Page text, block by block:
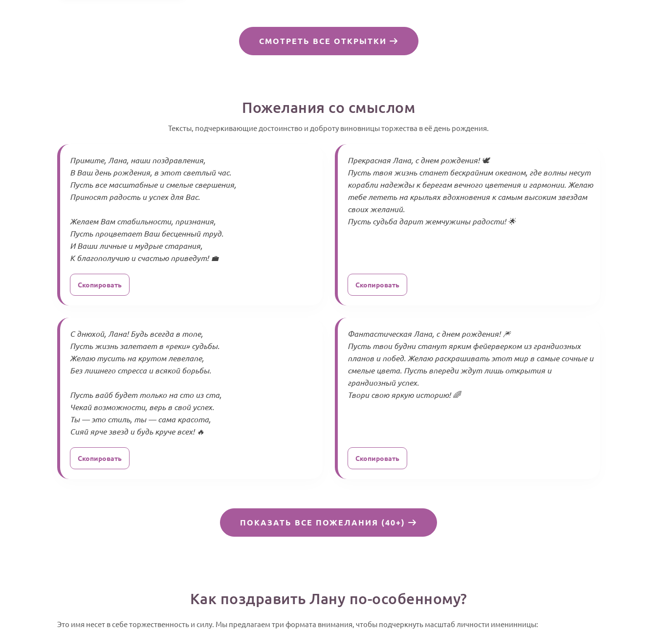
СМОТРЕТЬ ВСЕ ОТКРЫТКИ
Пожелания со смыслом
Тексты, подчеркивающие достоинство и доброту виновницы торжества в её день рождения.
Примите, Лана, наши поздравления,
В Ваш день рождения, в этот светлый час.
Пусть все масштабные и смелые свершения,
Приносят радость и успех для Вас.
Желаем Вам стабильности, признания,
Пусть процветает Ваш бесценный труд.
И Ваши личные и мудрые старания,
К благополучию и счастью приведут! 💼
Скопировать
Прекрасная Лана, с днем рождения! 🕊️
Пусть твоя жизнь станет бескрайним океаном, где волны несут
корабли надежды к берегам вечного цветения и гармонии. Желаю
тебе лететь на крыльях вдохновения к самым высоким звездам
своих желаний.
Пусть судьба дарит жемчужины радости! 🌟
Скопировать
С днюхой, Лана! Будь всегда в топе,
Пусть жизнь залетает в «реки» судьбы.
Желаю тусить на крутом левелапе,
Без лишнего стресса и всякой борьбы.
Пусть вайб будет только на сто из ста,
Чекай возможности, верь в свой успех.
Ты — это стиль, ты — сама красота,
Сияй ярче звезд и будь круче всех! 🔥
Скопировать
Фантастическая Лана, с днем рождения! 🎆
Пусть твои будни станут ярким фейерверком из грандиозных
планов и побед. Желаю раскрашивать этот мир в самые сочные и
смелые цвета. Пусть впереди ждут лишь открытия и
грандиозный успех.
Твори свою яркую историю! 🌈
Скопировать
ПОКАЗАТЬ ВСЕ ПОЖЕЛАНИЯ (40+)
Как поздравить Лану по-особенному?
Это имя несет в себе торжественность и силу. Мы предлагаем три формата внимания, чтобы подчеркнуть масштаб личности именинницы: